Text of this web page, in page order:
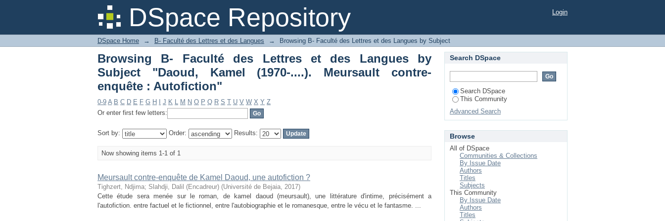
DSpace Repository
Browsing B- Faculté des Lettres et des Langues by Subject "Daoud, Kamel
(1970-....). Meursault contre-enquête : Autofiction"
Login
DSpace Home → B- Faculté des Lettres et des Langues → Browsing B- Faculté des Lettres et des Langues by Subject
Browsing B- Faculté des Lettres et des Langues by
Subject "Daoud, Kamel (1970-....). Meursault contre-
enquête : Autofiction"
0-9 A B C D E F G H J K L M N O P Q R S T U V W X Y Z
Or enter first few letters:
Sort by: Order: Results:
Now showing items 1-1 of 1
Meursault contre-enquête de Kamel Daoud, une autofiction ?
Tighzert, Ndjima; Slahdji, Dalil (Encadreur) (Université de Bejaia, 2017)
Cette étude sera menée sur le roman, de kamel daoud (meursault), une littérature d'intime, précisément a
l'autofiction. entre factuel et le fictionnel, entre l'autobiographie et le romanesque, entre le vécu et le fantasme. ...
Search DSpace
Search DSpace
This Community
Advanced Search
Browse
All of DSpace
Communities & Collections
By Issue Date
Authors
Titles
Subjects
This Community
By Issue Date
Authors
Titles